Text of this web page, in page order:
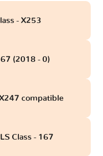
- X253
(2018 - 0)
compatible
Class - 167